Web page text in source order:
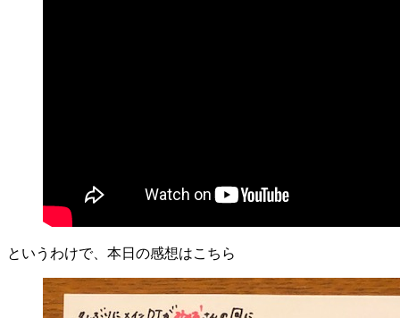
というわけで、本日の感想はこちら